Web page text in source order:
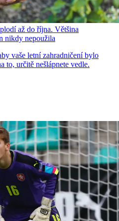
až do října. Většina
nikdy nepoužila
vaše letní zahradničení bylo
to, určitě nešlápnete vedle.